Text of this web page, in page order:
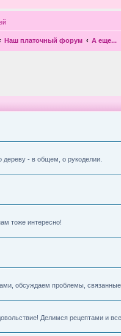
Наш платочный форум А еще...
- в общем, о рукоделии.
тоже интересно!
обсуждаем проблемы,
Делимся рецептами и все